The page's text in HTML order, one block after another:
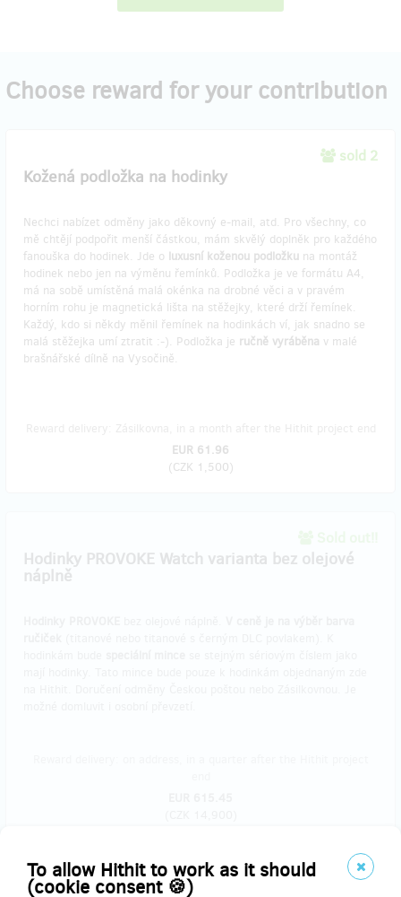
To allow Hithit to work as it should
(cookie consent 🍪)
Choose reward for your contribution
sold 2
Kožená podložka na hodinky
Nechci nabízet odměny jako děkovný e-mail, atd. Pro všechny, co
mě chtějí podpořit menší částkou, mám skvělý doplněk pro každého
fanouška do hodinek. Jde o luxusní koženou podložku na montáž
hodinek nebo jen na výměnu řemínků. Podložka je ve formátu A4,
má na sobě umístěná malá okénka na drobné věci a v pravém
horním rohu je magnetická lišta na stěžejky, které drží řemínek.
Každý, kdo si někdy měnil řemínek na hodinkách ví, jak snadno se
malá stěžejka umí ztratit :-). Podložka je ručně vyráběna v malé
brašnářské dílně na Vysočině.
EUR 61.96
(CZK 1,500)
Hodinky PROVOKE Watch varianta bez olejové
náplně
Sold out!!